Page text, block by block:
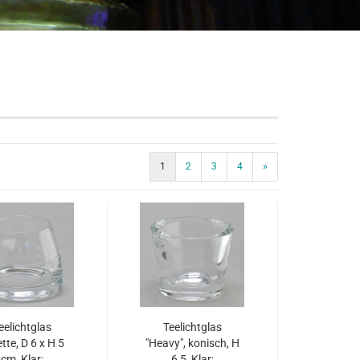
1 2 3 4 »
D 6 x H 5
Teelichtglas
"Heavy", konisch, H